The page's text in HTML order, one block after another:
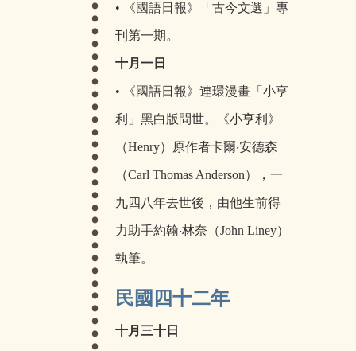
• 《國語日報》「古今文選」專
刊第一期。
十月一日
• 《國語日報》連環漫畫「小亨
利」黑白版問世。《小亨利》
（Henry）原作者卡爾‧安德森
（Carl Thomas Anderson），一
九四八年去世後，由他生前得
力助手約翰‧林奈（John Liney）
執筆。
民國四十二年
十月三十日